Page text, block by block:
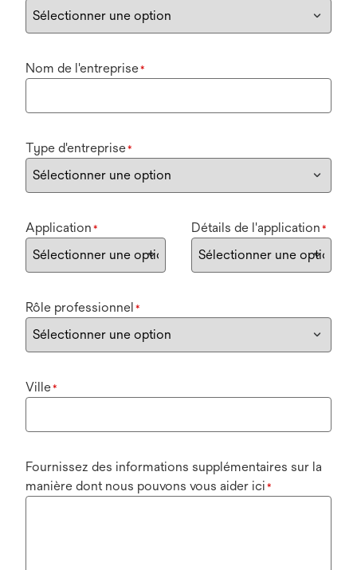
Nom de l'entreprise*
Type d'entreprise*
Application * Détails de l'application *
Rôle professionnel *
Ville*
Fournissez des informations supplémentaires sur la
manière dont nous pouvons vous aider ici *